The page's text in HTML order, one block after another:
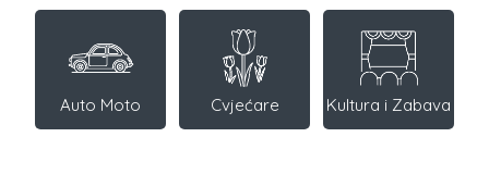
Auto Moto Cvjećare Kultura i Zabava